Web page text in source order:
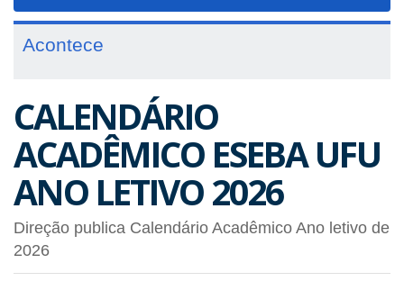
Acontece
CALENDÁRIO
ACADÊMICO ESEBA UFU
ANO LETIVO 2026
Direção publica Calendário Acadêmico Ano letivo de
2026